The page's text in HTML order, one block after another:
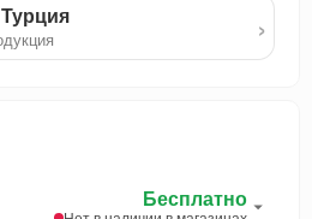
›
Бесплатно